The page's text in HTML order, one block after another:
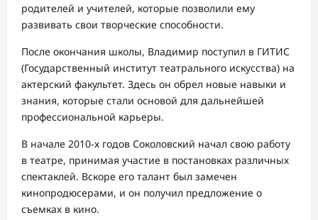
родителей и учителей, которые позволили ему
развивать свои творческие способности.
После окончания школы, Владимир поступил в ГИТИС
(Государственный институт театрального искусства) на
актерский факультет. Здесь он обрел новые навыки и
знания, которые стали основой для дальнейшей
профессиональной карьеры.
В начале 2010-х годов Соколовский начал свою работу
в театре, принимая участие в постановках различных
спектаклей. Вскоре его талант был замечен
кинопродюсерами, и он получил предложение о
съемках в кино.